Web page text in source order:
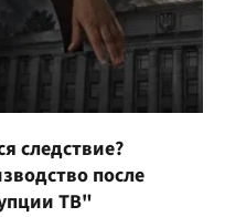
следствие?
после
ТВ"